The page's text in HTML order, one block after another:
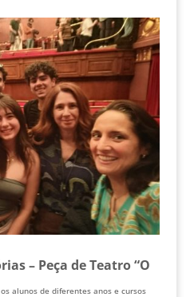
– Peça de Teatro “O
alunos de diferentes anos e cursos